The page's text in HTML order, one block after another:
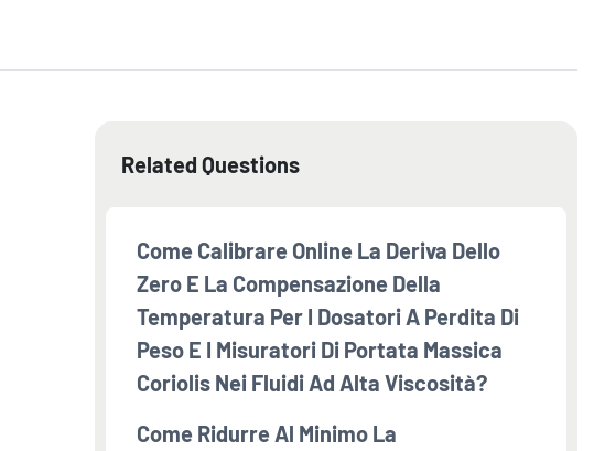
Related Questions
Come Calibrare Online La Deriva Dello
Zero E La Compensazione Della
Temperatura Per I Dosatori A Perdita Di
Peso E I Misuratori Di Portata Massica
Coriolis Nei Fluidi Ad Alta Viscosità?
Come Ridurre Al Minimo La